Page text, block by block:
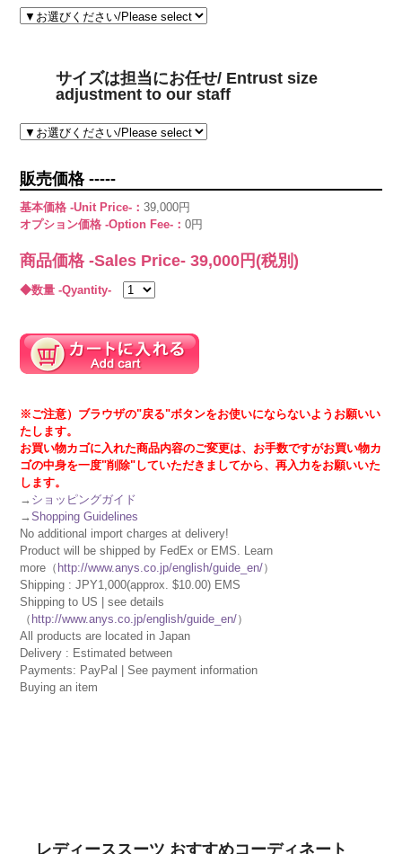
サイズは担当にお任せ/ Entrust size
adjustment to our staff
販売価格 -----
基本価格 -Unit Price-：39,000円
オプション価格 -Option Fee-：0円
商品価格 -Sales Price-39,000 円(税別)
◆数量 -Qyantity-
※ご注意）ブラウザの"戻る"ボタンをお使いにならないようお願いい
たします。
お買い物カゴに入れた商品内容のご変更は、お手数ですがお買い物カ
ゴの中身を一度"削除"していただきましてから、再入力をお願いいた
します。
→ ショッピングガイド
→Shopping Guidelines
No additional import charges at delivery!
Product will be shipped by FedEx or EMS. Learn
more（ http://www.anys.co.jp/english/guide_en/）
Shipping : JPY1,000(approx. $10.00) EMS
Shipping to US | see details
（ http://www.anys.co.jp/english/guide_en/）
All products are located in Japan
Delivery : Estimated between
Payments: PayPal | See payment information
Buying an item
レディーススーツ おすすめコーディネート